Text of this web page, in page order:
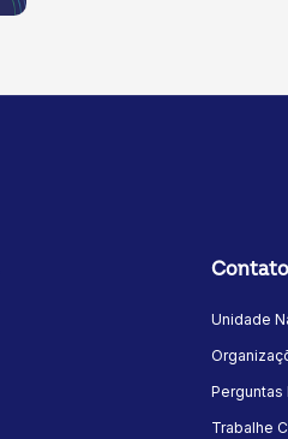
Unidade
Perguntas
Trabalhe